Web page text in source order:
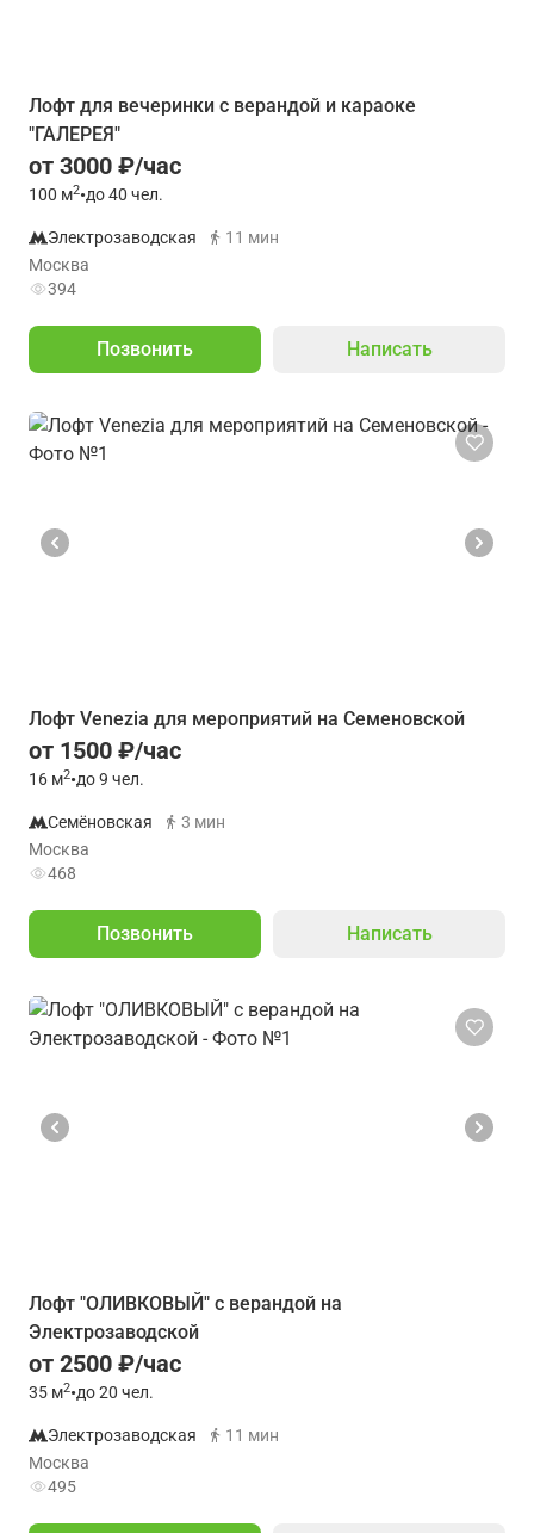
Лофт для вечеринки с верандой и караоке
"ГАЛЕРЕЯ"
от 3000 ₽/час
100 м2•до 40 чел.
Электрозаводская
11 мин
Москва
394
Позвонить Написать
Лофт Venezia для мероприятий на Семеновской
от 1500 ₽/час
16 м2•до 9 чел.
Семёновская
3 мин
Москва
468
Позвонить Написать
Лофт "ОЛИВКОВЫЙ" с верандой на
Электрозаводской
от 2500 ₽/час
35 м2•до 20 чел.
Электрозаводская
11 мин
Москва
495